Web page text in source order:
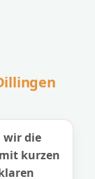
wir die
kurzen